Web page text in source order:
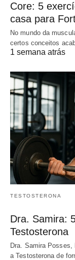
Core: 5
casa para
No mundo da
certos conceitos
1 semana atrás
TESTOSTERONA
Dra. Samira:
Testosterona
Dra. Samira
a Testosterona de